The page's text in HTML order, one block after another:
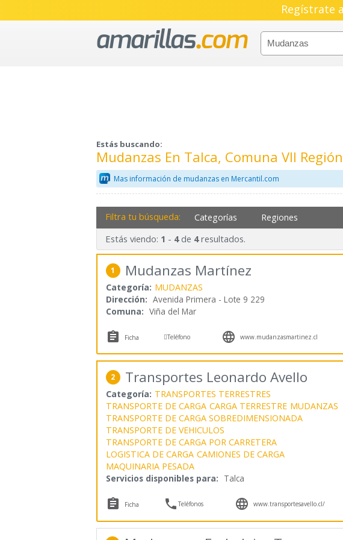
Regístrate
Estás buscando:
Mudanzas En Talca, Comuna VII Región
Mas información de mudanzas en Mercantil.com
Filtra tu búsqueda: Categorías Regiones
Estás viendo: 1 - 4de 4resultados.
1 Mudanzas Martínez
Categoría: MUDANZAS
Dirección: Avenida Primera - Lote 9 229
Comuna: Viña del Mar
 Ficha Teléfono  www.mudanzasmartinez.cl
2 Transportes Leonardo Avello
Categoría: TRANSPORTES TERRESTRES
TRANSPORTE DE CARGA CARGA TERRESTRE MUDANZAS
TRANSPORTE DE CARGA SOBREDIMENSIONADA
TRANSPORTE DE VEHICULOS
TRANSPORTE DE CARGA POR CARRETERA
LOGISTICA DE CARGA CAMIONES DE CARGA
MAQUINARIA PESADA
Servicios disponibles para: Talca
 Ficha Teléfonos  www.transportesavello.cl/